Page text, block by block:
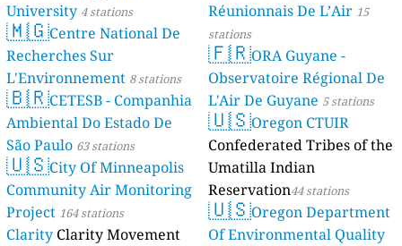
University 4 stations
🇲🇬Centre National De
Recherches Sur
L'Environnement 8 stations
🇧🇷CETESB - Companhia
Ambiental Do Estado De
São Paulo 63 stations
🇺🇸City Of Minneapolis
Community Air Monitoring
Project 164 stations
Clarity Clarity Movement
Réunionnais De L’Air 15
stations
🇫🇷ORA Guyane -
Observatoire Régional De
L'Air De Guyane 5 stations
🇺🇸Oregon CTUIR
Confederated Tribes of the
Umatilla Indian
Reservation44 stations
🇺🇸Oregon Department
Of Environmental Quality